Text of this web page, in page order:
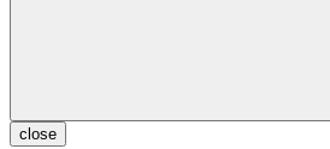
close